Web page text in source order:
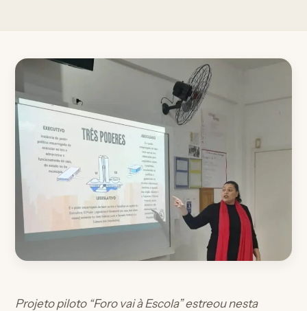
Projeto piloto “Foro vai à Escola” estreou nesta